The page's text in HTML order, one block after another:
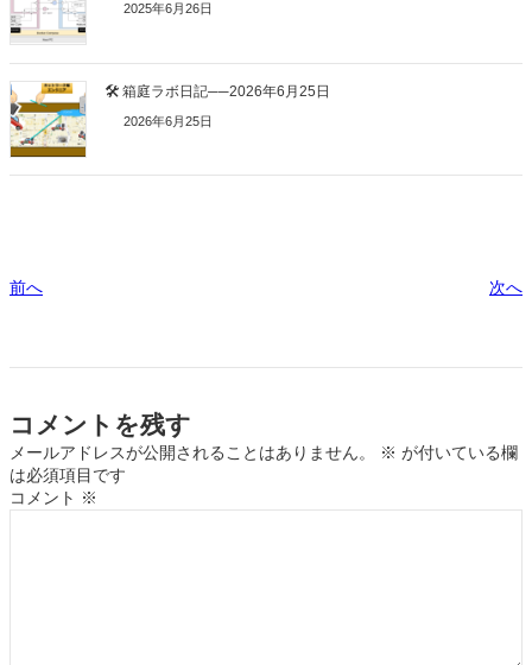
2025年6月26日
🛠 箱庭ラボ日記──2026年6月25日
2026年6月25日
前へ 次へ
コメントを残す
メールアドレスが公開されることはありません。 ※ が付いている欄
は必須項目です
コメント ※